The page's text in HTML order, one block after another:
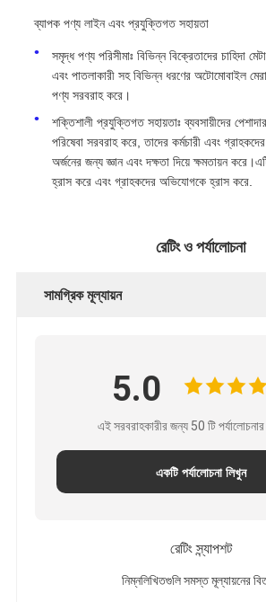
ব্যাপক পণ্য লাইন এবং প্রযুক্তিগত সহায়তা
সমৃদ্ধ পণ্য পরিসীমাঃ বিভিন্ন বিক্রেতাদের চাহিদা
এবং পাতলাকারী সহ বিভিন্ন ধরণের অটোমোবাইল
পণ্য সরবরাহ করে।
শক্তিশালী প্রযুক্তিগত সহায়তাঃ ব্যবসায়ীদের
পরিষেবা সরবরাহ করে, তাদের কর্মচারী এবং
অর্জনের জন্য জ্ঞান এবং দক্ষতা দিয়ে ক্ষমতায়ন
হ্রাস করে এবং গ্রাহকদের অভিযোগকে হ্রাস করে.
রেটিং ও পর্যালোচনা
সামগ্রিক মূল্যায়ন
5.0
এই সরবরাহকারীর জন্য 50 টি
একটি পর্যালোচনা লিখুন
রেটিং স্ন্যাপশট
নিম্নলিখিতগুলি সমস্ত মূল্যায়নের